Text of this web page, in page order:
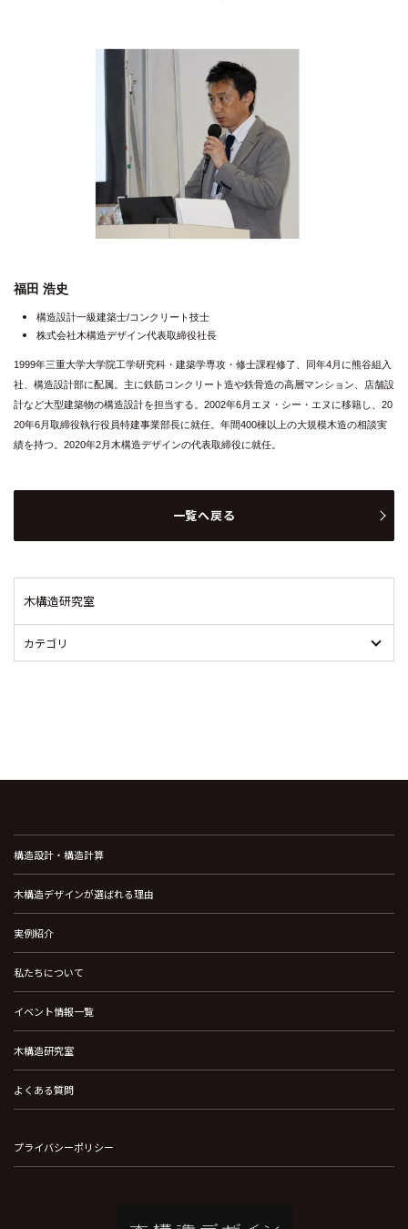
木構造研究室
カテゴリ
福田 浩史
構造設計一級建築士/コンクリート技士
株式会社木構造デザイン代表取締役社長
1999年三重大学大学院工学研究科・建築学専攻・修士課程修了、同年4月に熊谷組入
社、構造設計部に配属。主に鉄筋コンクリート造や鉄骨造の高層マンション、店舗設
計など大型建築物の構造設計を担当する。2002年6月エヌ・シー・エヌに移籍し、20
20年6月取締役執行役員特建事業部長に就任。年間400棟以上の大規模木造の相談実
績を持つ。2020年2月木構造デザインの代表取締役に就任。
一覧へ戻る
構造設計・構造計算
木構造デザインが選ばれる理由
実例紹介
私たちについて
イベント情報一覧
木構造研究室
よくある質問
プライバシーポリシー